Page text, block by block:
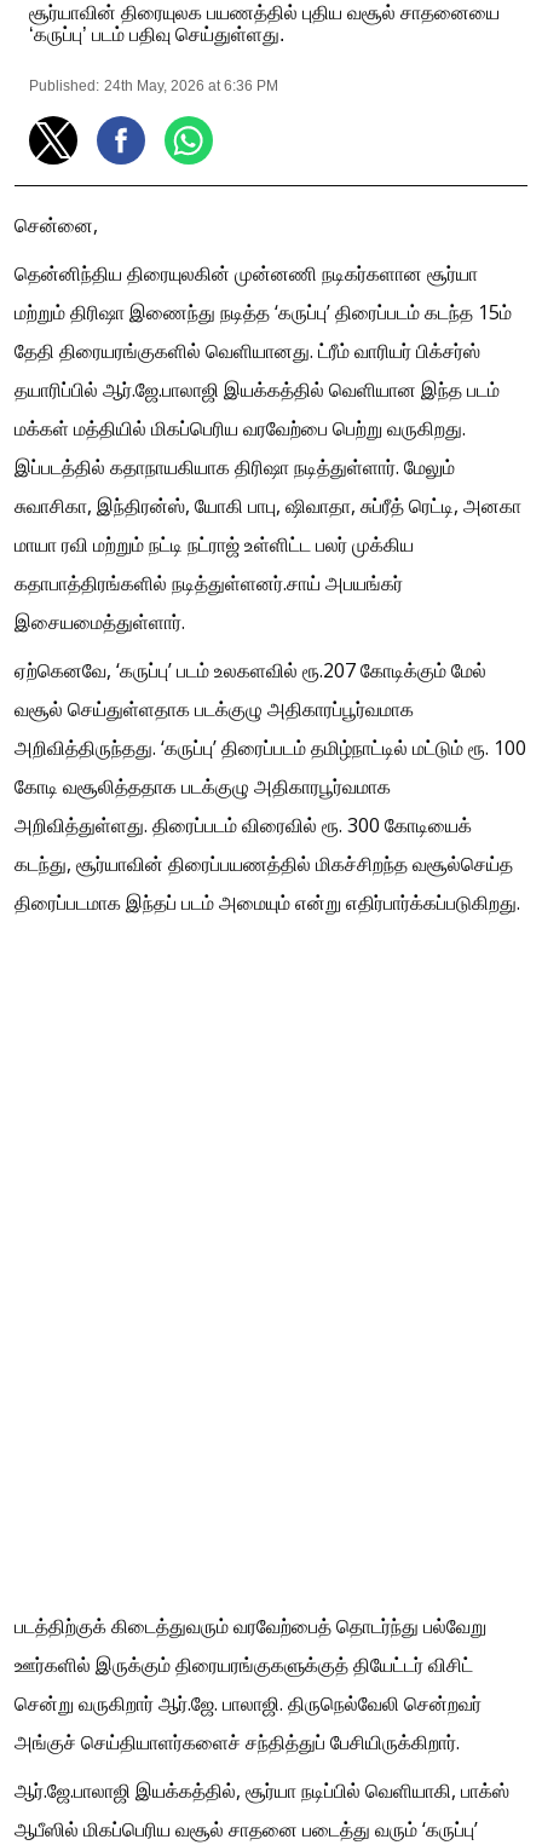
சூர்யாவின் திரையுலக பயணத்தில் புதிய வசூல் சாதனையை
‘கருப்பு’ படம் பதிவு செய்துள்ளது.
Published: 24th May, 2026 at 6:36 PM
சென்னை,
தென்னிந்திய திரையுலகின் முன்னணி நடிகர்களான சூர்யா
மற்றும் திரிஷா இணைந்து நடித்த ‘கருப்பு’ திரைப்படம் கடந்த 15ம்
தேதி திரையரங்குகளில் வெளியானது. ட்ரீம் வாரியர் பிக்சர்ஸ்
தயாரிப்பில் ஆர்.ஜே.பாலாஜி இயக்கத்தில் வெளியான இந்த படம்
மக்கள் மத்தியில் மிகப்பெரிய வரவேற்பை பெற்று வருகிறது.
இப்படத்தில் கதாநாயகியாக திரிஷா நடித்துள்ளார். மேலும்
சுவாசிகா, இந்திரன்ஸ், யோகி பாபு, ஷிவாதா, சுப்ரீத் ரெட்டி, அனகா
மாயா ரவி மற்றும் நட்டி நட்ராஜ் உள்ளிட்ட பலர் முக்கிய
கதாபாத்திரங்களில் நடித்துள்ளனர்.சாய் அபயங்கர்
இசையமைத்துள்ளார்.
ஏற்கெனவே, ‘கருப்பு’ படம் உலகளவில் ரூ.207 கோடிக்கும் மேல்
வசூல் செய்துள்ளதாக படக்குழு அதிகாரப்பூர்வமாக
அறிவித்திருந்தது. ‘கருப்பு’ திரைப்படம் தமிழ்நாட்டில் மட்டும் ரூ. 100
கோடி வசூலித்ததாக படக்குழு அதிகாரபூர்வமாக
அறிவித்துள்ளது. திரைப்படம் விரைவில் ரூ. 300 கோடியைக்
கடந்து, சூர்யாவின் திரைப்பயணத்தில் மிகச்சிறந்த வசூல்செய்த
திரைப்படமாக இந்தப் படம் அமையும் என்று எதிர்பார்க்கப்படுகிறது.
படத்திற்குக் கிடைத்துவரும் வரவேற்பைத் தொடர்ந்து பல்வேறு
ஊர்களில் இருக்கும் திரையரங்குகளுக்குத் தியேட்டர் விசிட்
சென்று வருகிறார் ஆர்.ஜே. பாலாஜி. திருநெல்வேலி சென்றவர்
அங்குச் செய்தியாளர்களைச் சந்தித்துப் பேசியிருக்கிறார்.
ஆர்.ஜே.பாலாஜி இயக்கத்தில், சூர்யா நடிப்பில் வெளியாகி, பாக்ஸ்
ஆபீஸில் மிகப்பெரிய வசூல் சாதனை படைத்து வரும் ‘கருப்பு’